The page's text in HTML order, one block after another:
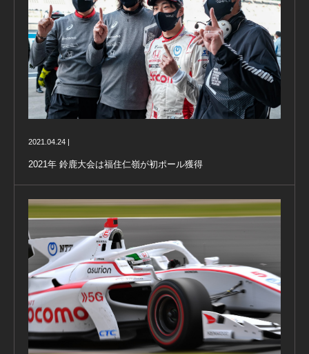
2021.04.24 |
2021年 鈴鹿大会は福住仁嶺が初ポール獲得